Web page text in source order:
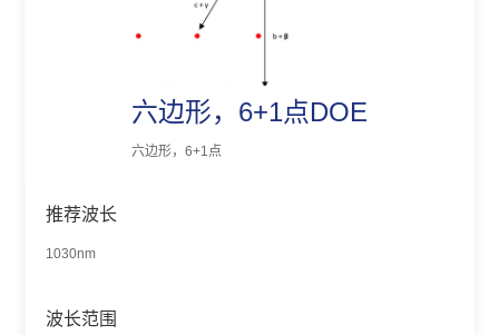
六边形，6+1点DOE
六边形，6+1点
推荐波长
1030nm
波长范围